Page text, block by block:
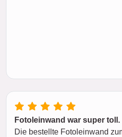
Fotoleinwand war super toll.
Die bestellte Fotoleinwand